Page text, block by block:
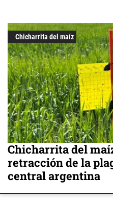
Chicharrita del maíz
Chicharrita del
retracción de la
central argentina